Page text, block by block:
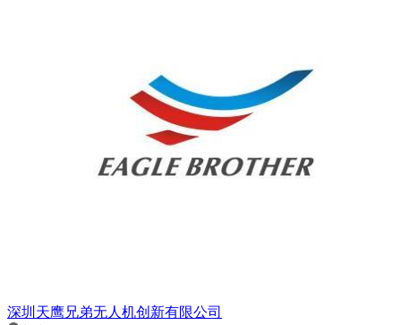
深圳天鹰兄弟无人机创新有限公司